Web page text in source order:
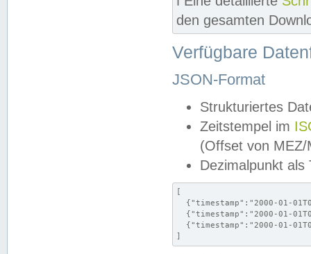
den gesamten
Verfügbare
JSON-Format
Strukturiertes
Zeitstempel im
(Offset von MEZ/
Dezimalpunkt als
[
{"timestamp":"2000-01-
{"timestamp":"2000-01-
{"timestamp":"2000-01-
]